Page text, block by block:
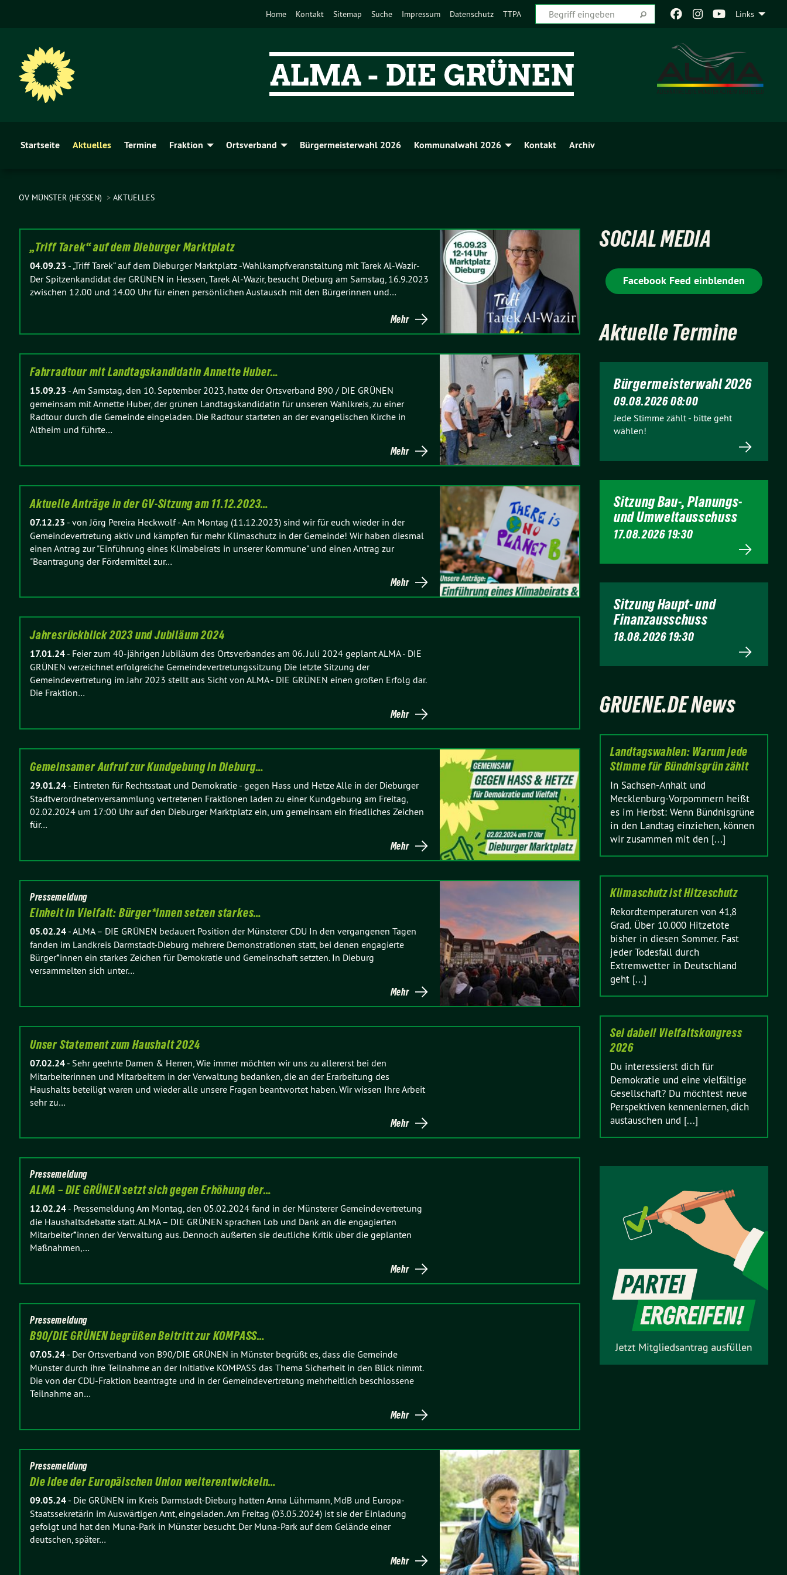
Links
Home Kontakt Sitemap Suche Impressum Datenschutz TTPA
Startseite Aktuelles Termine Fraktion Ortsverband Bürgermeisterwahl 2026 Kommunalwahl 2026 Kontakt Archiv
OV MÜNSTER (HESSEN) AKTUELLES
„Triff Tarek“ auf dem Dieburger Marktplatz
04.09.23 -„Triff Tarek“ auf dem Dieburger Marktplatz -Wahlkampfveranstaltung mit Tarek Al-Wazir-
Der Spitzenkandidat der GRÜNEN in Hessen, Tarek Al-Wazir, besucht Dieburg am Samstag, 16.9.2023
zwischen 12.00 und 14.00 Uhr für einen persönlichen Austausch mit den Bürgerinnen und…
Mehr
Fahrradtour mit Landtagskandidatin Annette Huber…
15.09.23 -Am Samstag, den 10. September 2023, hatte der Ortsverband B90 / DIE GRÜNEN
gemeinsam mit Annette Huber, der grünen Landtagskandidatin für unseren Wahlkreis, zu einer
Radtour durch die Gemeinde eingeladen. Die Radtour starteten an der evangelischen Kirche in
Altheim und führte…
Mehr
Aktuelle Anträge in der GV-Sitzung am 11.12.2023…
07.12.23 - von Jörg Pereira Heckwolf-Am Montag (11.12.2023) sind wir für euch wieder in der
Gemeindevertretung aktiv und kämpfen für mehr Klimaschutz in der Gemeinde! Wir haben diesmal
einen Antrag zur "Einführung eines Klimabeirats in unserer Kommune" und einen Antrag zur
"Beantragung der Fördermittel zur…
Mehr
Jahresrückblick 2023 und Jubiläum 2024
17.01.24 - Feier zum 40-jährigen Jubiläum des Ortsverbandes am 06. Juli 2024 geplant ALMA - DIE
GRÜNEN verzeichnet erfolgreiche Gemeindevertretungssitzung Die letzte Sitzung der
Gemeindevertretung im Jahr 2023 stellt aus Sicht von ALMA - DIE GRÜNEN einen großen Erfolg dar.
Die Fraktion…
Mehr
Gemeinsamer Aufruf zur Kundgebung in Dieburg…
29.01.24 - Eintreten für Rechtsstaat und Demokratie - gegen Hass und Hetze Alle in der Dieburger
Stadtverordnetenversammlung vertretenen Fraktionen laden zu einer Kundgebung am Freitag,
02.02.2024 um 17:00 Uhr auf den Dieburger Marktplatz ein, um gemeinsam ein friedliches Zeichen
für…
Mehr
Pressemeldung
Einheit in Vielfalt: Bürger*innen setzen starkes…
05.02.24 -ALMA – DIE GRÜNEN bedauert Position der Münsterer CDU In den vergangenen Tagen
fanden im Landkreis Darmstadt-Dieburg mehrere Demonstrationen statt, bei denen engagierte
Bürger*innen ein starkes Zeichen für Demokratie und Gemeinschaft setzten. In Dieburg
versammelten sich unter…
Mehr
Unser Statement zum Haushalt 2024
07.02.24 - Sehr geehrte Damen & Herren, Wie immer möchten wir uns zu allererst bei den
Mitarbeiterinnen und Mitarbeitern in der Verwaltung bedanken, die an der Erarbeitung des
Haushalts beteiligt waren und wieder alle unsere Fragen beantwortet haben. Wir wissen Ihre Arbeit
sehr zu…
Mehr
Pressemeldung
ALMA – DIE GRÜNEN setzt sich gegen Erhöhung der…
12.02.24 - Pressemeldung Am Montag, den 05.02.2024 fand in der Münsterer Gemeindevertretung
die Haushaltsdebatte statt. ALMA – DIE GRÜNEN sprachen Lob und Dank an die engagierten
Mitarbeiter*innen der Verwaltung aus. Dennoch äußerten sie deutliche Kritik über die geplanten
Maßnahmen,…
Mehr
Pressemeldung
B90/DIE GRÜNEN begrüßen Beitritt zur KOMPASS…
07.05.24 - Der Ortsverband von B90/DIE GRÜNEN in Münster begrüßt es, dass die Gemeinde
Münster durch ihre Teilnahme an der Initiative KOMPASS das Thema Sicherheit in den Blick nimmt.
Die von der CDU-Fraktion beantragte und in der Gemeindevertretung mehrheitlich beschlossene
Teilnahme an…
Mehr
Pressemeldung
Die Idee der Europäischen Union weiterentwickeln…
09.05.24 - Die GRÜNEN im Kreis Darmstadt-Dieburg hatten Anna Lührmann, MdB und Europa-
Staatssekretärin im Auswärtigen Amt, eingeladen. Am Freitag (03.05.2024) ist sie der Einladung
gefolgt und hat den Muna-Park in Münster besucht. Der Muna-Park auf dem Gelände einer
deutschen, später…
Mehr
SOCIAL MEDIA
Facebook Feed einblenden
Aktuelle Termine
Bürgermeisterwahl 2026
09.08.2026 08:00
Jede Stimme zählt - bitte geht
wählen!
Sitzung Bau-, Planungs-
und Umweltausschuss
17.08.2026 19:30
Sitzung Haupt- und
Finanzausschuss
18.08.2026 19:30
GRUENE.DE News
Landtagswahlen: Warum jede
Stimme für Bündnisgrün zählt
In Sachsen-Anhalt und
Mecklenburg-Vorpommern heißt
es im Herbst: Wenn Bündnisgrüne
in den Landtag einziehen, können
wir zusammen mit den [...]
Klimaschutz ist Hitzeschutz
Rekordtemperaturen von 41,8
Grad. Über 10.000 Hitzetote
bisher in diesen Sommer. Fast
jeder Todesfall durch
Extremwetter in Deutschland
geht [...]
Sei dabei! Vielfaltskongress
2026
Du interessierst dich für
Demokratie und eine vielfältige
Gesellschaft? Du möchtest neue
Perspektiven kennenlernen, dich
austauschen und [...]